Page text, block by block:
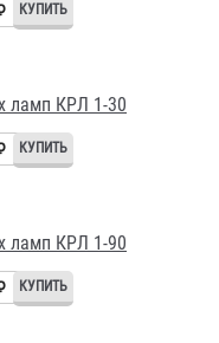
ламп КРЛ 1-30
ламп КРЛ 1-90